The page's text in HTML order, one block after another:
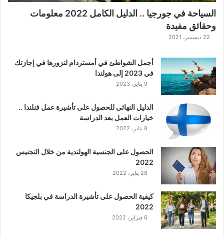
ا
ل
ا
س
ي
ك
ر
ب
ي
ة
السياحة في جورجيا .. الدليل الكامل 2022 معلومات
وحقائق مفيدة
22 ديسمبر، 2021
أجمل الشواطئ في أمستردام لتزورها في إجازتك
في 2023 إلى هولندا
9 يناير، 2023
الدليل النهائي للحصول على تأشيرة عمل فنلندا ..
خيارات العمل بعد الدراسة
8 يناير، 2022
الحصول على الجنسية الهولندية من خلال التجنيس
2022
28 يناير، 2022
كيفية الحصول على تأشيرة الدراسة في بلجيكا
2022
6 فبراير، 2022